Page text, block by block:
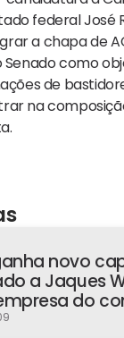
federal José
a chapa de
como
de
na
novo
a Jaques
do